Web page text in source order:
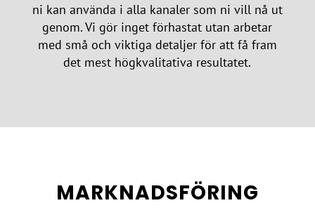
ni kan använda i alla kanaler som ni vill nå ut
genom. Vi gör inget förhastat utan arbetar
med små och viktiga detaljer för att få fram
det mest högkvalitativa resultatet.
MARKNADSFÖRING